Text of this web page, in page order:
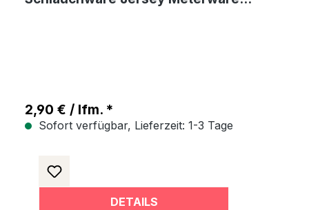
2,90 € / lfm. *
Sofort verfügbar, Lieferzeit: 1-3 Tage
DETAILS